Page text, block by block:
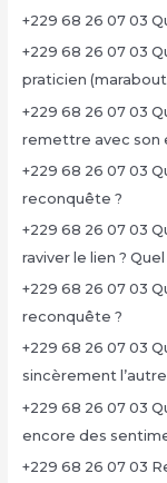
+229 68 26 07 03
+229 68 26 07 03
praticien
+229 68 26 07 03
remettre avec son
+229 68 26 07 03
reconquête ?
+229 68 26 07 03
raviver le lien ?
+229 68 26 07 03
reconquête ?
+229 68 26 07 03
sincèrement
+229 68 26 07 03
encore des
+229 68 26 07 03